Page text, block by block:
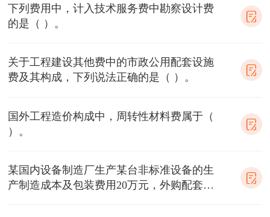
下列费用中，计入技术服务费中勘察设计费
的是（ ）。
关于工程建设其他费中的市政公用配套设施
费及其构成，下列说法正确的是（ ）。
国外工程造价构成中，周转性材料费属于（
）。
某国内设备制造厂生产某台非标准设备的生
产制造成本及包装费用20万元，外购配套件